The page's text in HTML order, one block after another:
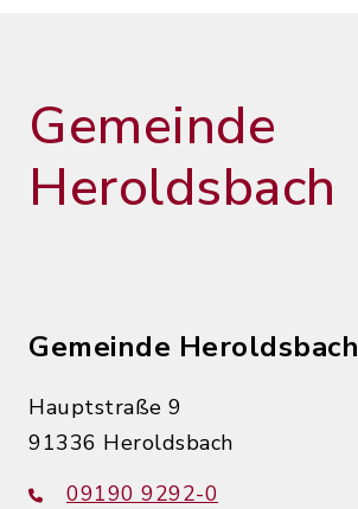
Gemeinde
Heroldsbach
Gemeinde Heroldsbach
Hauptstraße 9
91336 Heroldsbach
09190 9292-0